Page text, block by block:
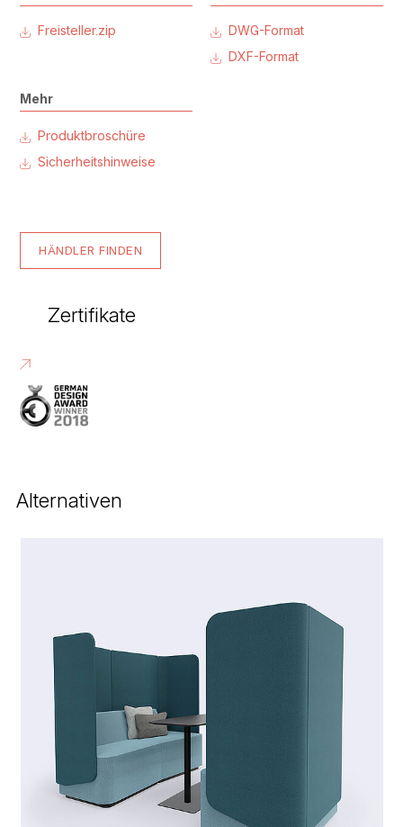
Freisteller.zip
DWG-Format
DXF-Format
Mehr
Produktbroschüre
Sicherheitshinweise
HÄNDLER FINDEN
Zertifikate
Alternativen